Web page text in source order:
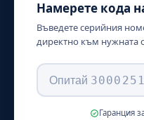
Намерете кода
Въведете серийния
директно към нужната
Опитай
Гаранция